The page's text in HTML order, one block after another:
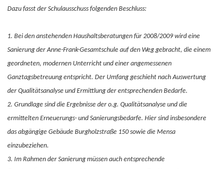
Dazu fasst der Schulausschuss folgenden Beschluss:
1. Bei den anstehenden Haushaltsberatungen für 2008/2009 wird eine
Sanierung der Anne-Frank-Gesamtschule auf den Weg gebracht, die einem
geordneten, modernen Unterricht und einer angemessenen
Ganztagsbetreuung entspricht. Der Umfang geschieht nach Auswertung
der Qualitätsanalyse und Ermittlung der entsprechenden Bedarfe.
2. Grundlage sind die Ergebnisse der o.g. Qualitätsanalyse und die
ermittelten Erneuerungs- und Sanierungsbedarfe. Hier sind insbesondere
das abgängige Gebäude Burgholzstraße 150 sowie die Mensa
einzubeziehen.
3. Im Rahmen der Sanierung müssen auch entsprechende